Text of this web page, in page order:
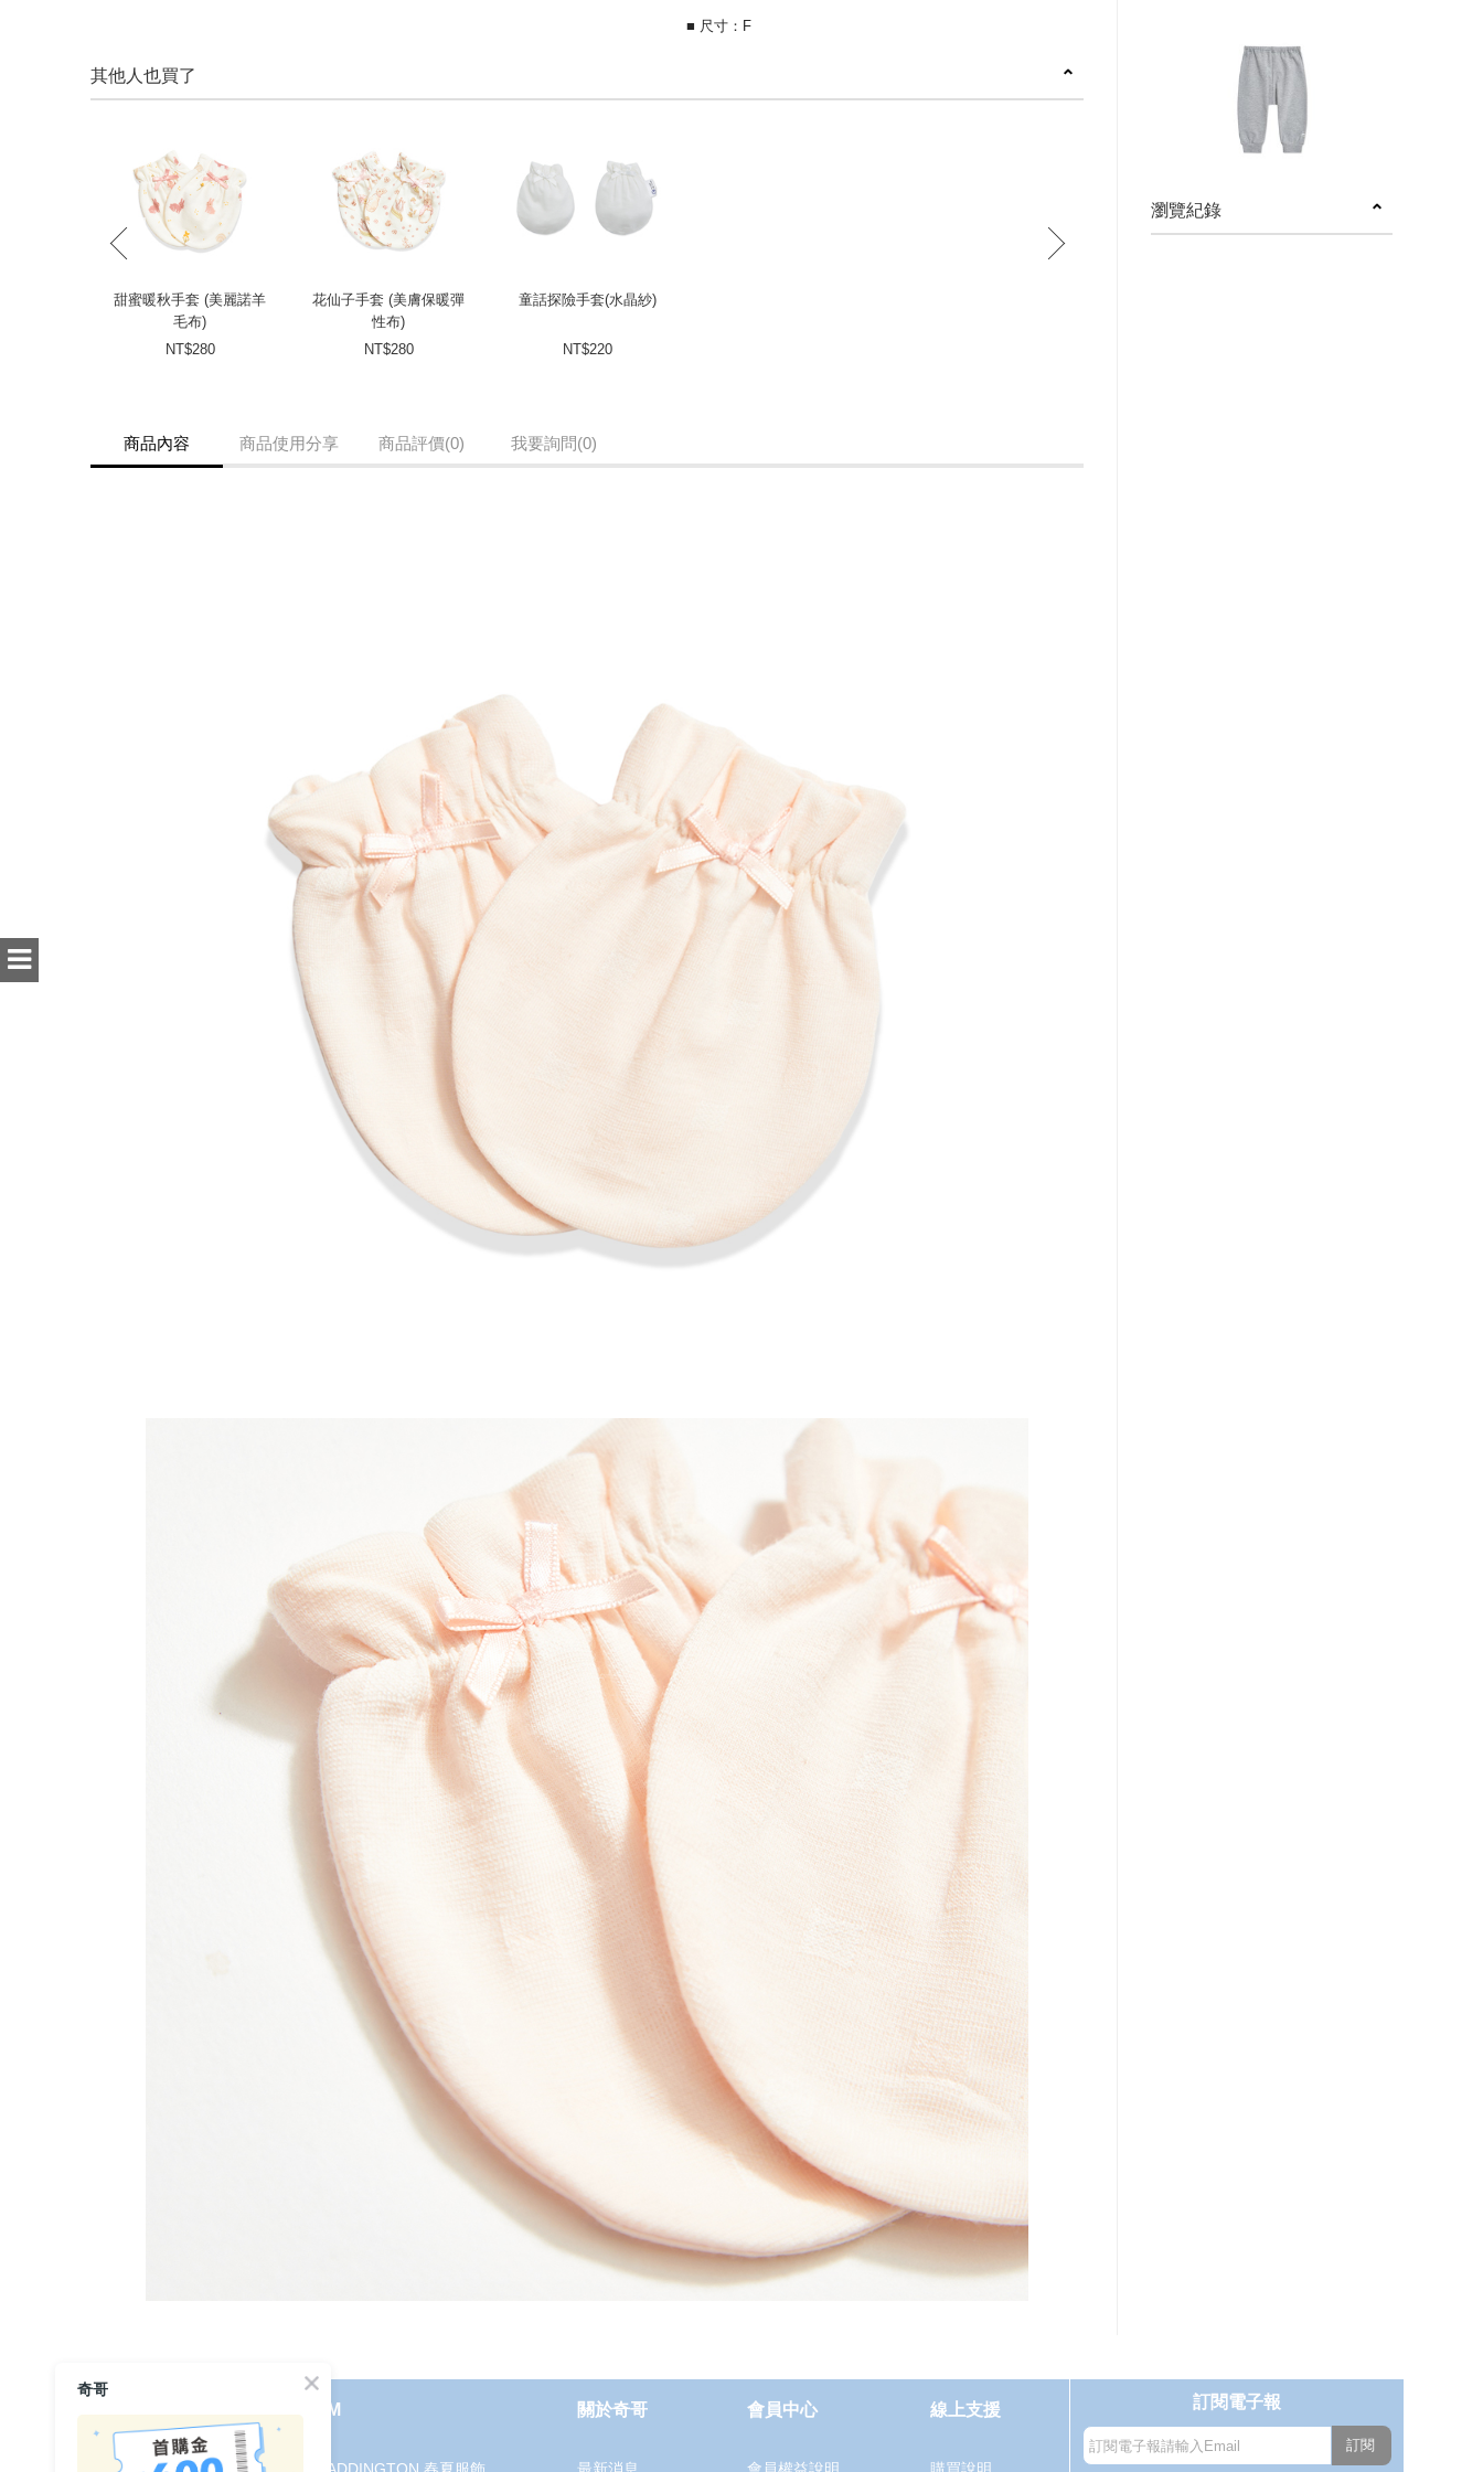
■ 尺寸：F
其他人也買了
甜蜜暖秋手套 (美麗諾羊
毛布)
NT$280
花仙子手套 (美膚保暖彈
性布)
NT$280
童話探險手套(水晶紗)
NT$220
prev next
商品內容 商品使用分享 商品評價(0) 我要詢問(0)
瀏覽紀錄
線上DM 關於奇哥 會員中心 線上支援 訂閱電子報
訂閱
奇哥